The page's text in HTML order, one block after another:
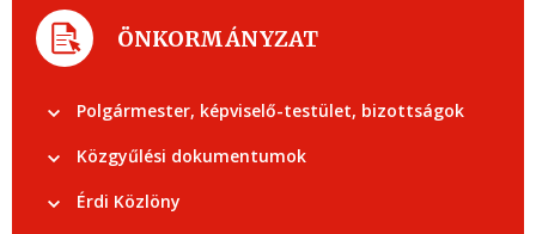
ÖNKORMÁNYZAT
Polgármester, képviselő-testület, bizottságok
Közgyűlési dokumentumok
Érdi Közlöny